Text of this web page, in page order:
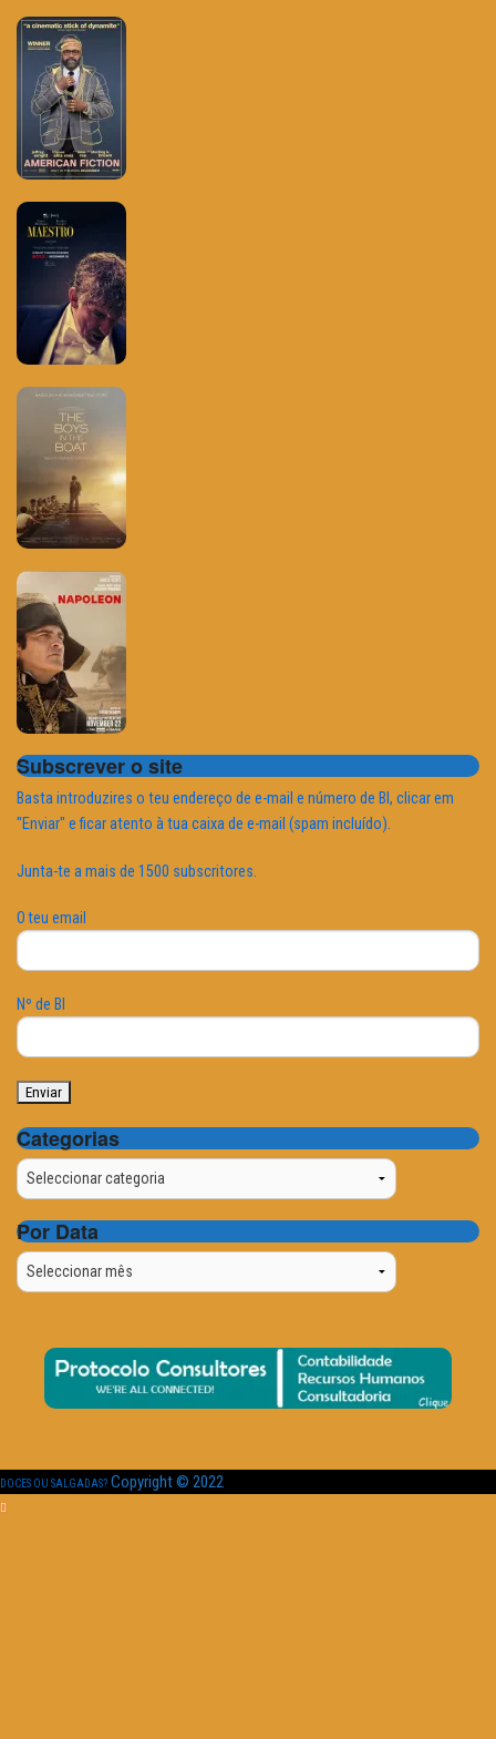
Subscrever o site
Basta introduzires o teu endereço de e-mail e número de BI, clicar em
"Enviar" e ficar atento à tua caixa de e-mail (spam incluído).
Junta-te a mais de 1500 subscritores.
O teu email
Nº de BI
Categorias
Categorias
Por Data
Por
Data
DOCES OU SALGADAS? Copyright © 2022